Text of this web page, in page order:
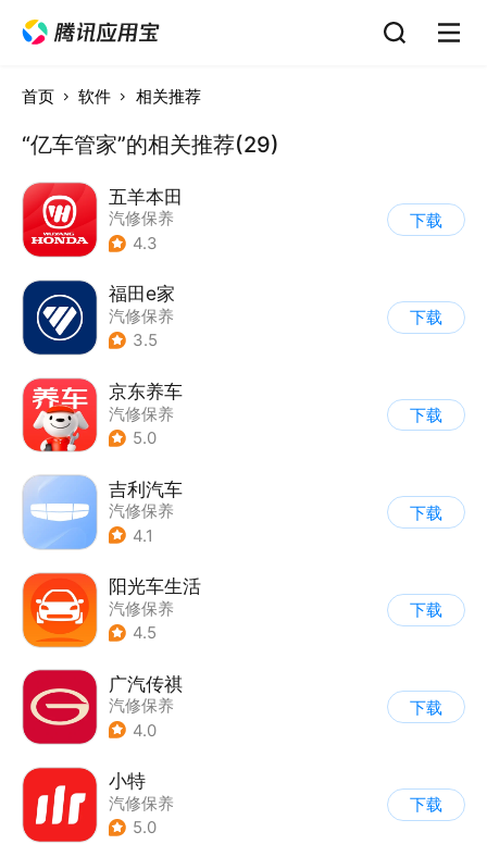
首页 软件 相关推荐
“亿车管家”的相关推荐(29)
五羊本田
汽修保养
4.3
下载
福田e家
汽修保养
3.5
下载
京东养车
汽修保养
5.0
下载
吉利汽车
汽修保养
4.1
下载
阳光车生活
汽修保养
4.5
下载
广汽传祺
汽修保养
4.0
下载
小特
汽修保养
5.0
下载